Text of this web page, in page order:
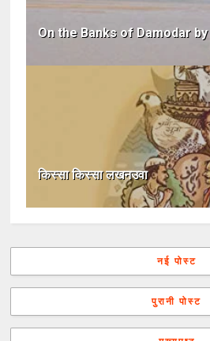
On the Banks of Damodar
किस्सा किस्सा लखनउवा
नई पोस्ट
पुरानी पोस्ट